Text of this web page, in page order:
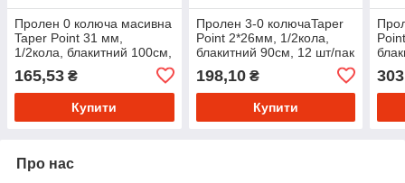
Пролен 0 колюча масивна
Taper Point 31 мм,
1/2кола, блакитний 100см,
165,53 ₴
Купити
Пролен 3-0 колючаTaper
Point 2*26мм, 1/2кола,
блакитний 90см, 12 шт/пак
198,10₴
Купити
Про нас